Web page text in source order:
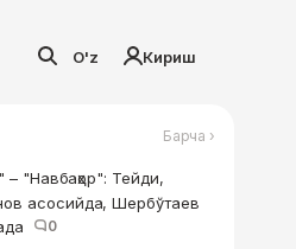
O'z Кириш
Барча ›
"Навбаҳор": Тейди,
асосийда, Шербўтаев
0